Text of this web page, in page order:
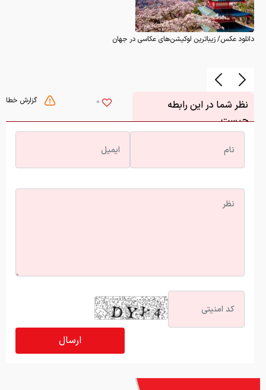
دانلود عکس/ زیباترین لوکیشن‌های عکاسی در جهان
گزارش خطا 0
نظر شما در این رابطه
چیست